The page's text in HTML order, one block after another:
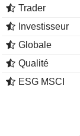
Trader
Investisseur
Globale
Qualité
ESG MSCI